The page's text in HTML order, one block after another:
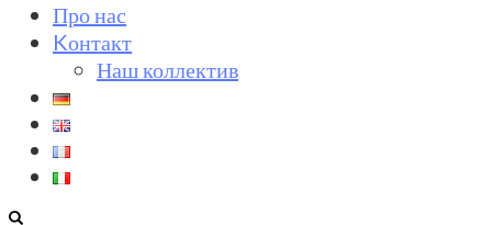
Про нас
Kонтакт
Наш коллектив